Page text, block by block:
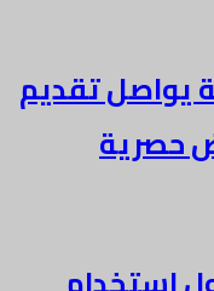
يواصل تقديم
حصرية